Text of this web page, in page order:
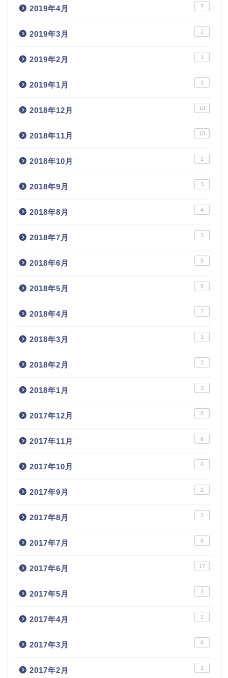
2019年4月 7
2019年3月 2
2019年2月 1
2019年1月 1
2018年12月 10
2018年11月 10
2018年10月 2
2018年9月 3
2018年8月 4
2018年7月 3
2018年6月 5
2018年5月 5
2018年4月 7
2018年3月 1
2018年2月 3
2018年1月 3
2017年12月 8
2017年11月 8
2017年10月 6
2017年9月 2
2017年8月 2
2017年7月 6
2017年6月 17
2017年5月 3
2017年4月 2
2017年3月 6
2017年2月 1